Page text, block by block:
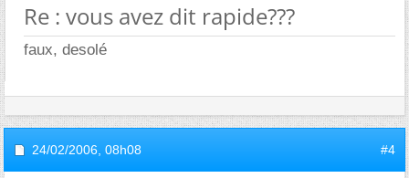
Re : vous avez dit rapide???
faux, desolé
24/02/2006, 08h08 #4